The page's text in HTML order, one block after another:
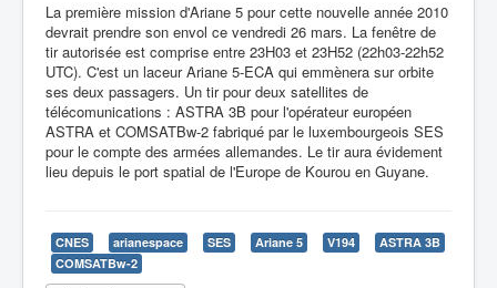
La première mission d'Ariane 5 pour cette nouvelle année 2010
devrait prendre son envol ce vendredi 26 mars. La fenêtre de
tir autorisée est comprise entre 23H03 et 23H52 (22h03-22h52
UTC). C'est un laceur Ariane 5-ECA qui emmènera sur orbite
ses deux passagers. Un tir pour deux satellites de
télécomunications : ASTRA 3B pour l'opérateur européen
ASTRA et COMSATBw-2 fabriqué par le luxembourgeois SES
pour le compte des armées allemandes. Le tir aura évidement
lieu depuis le port spatial de l'Europe de Kourou en Guyane.
CNES arianespace SES Ariane 5 V194
ASTRA 3B
COMSATBw-2